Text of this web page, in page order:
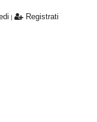
| Registrati